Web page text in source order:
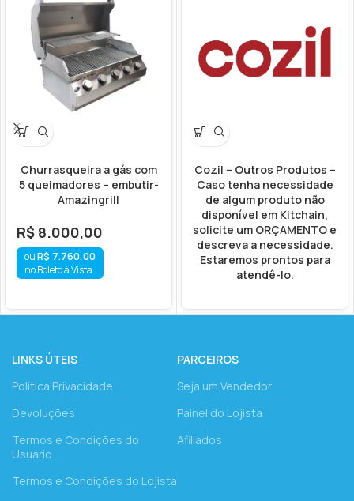
Churrasqueira a gás com
5 queimadores – embutir-
Amazingrill
R$ 8.000,00
R$ 7.760,00
no Boleto à Vista
Cozil – Outros Produtos –
Caso tenha necessidade
de algum produto não
disponível em Kitchain,
solicite um ORÇAMENTO e
descreva a necessidade.
Estaremos prontos para
atendê-lo.
LINKS ÚTEIS
Política Privacidade
Devoluções
Termos e Condições do
Usuário
Termos e Condições do Lojista
PARCEIROS
Seja um Vendedor
Painel do Lojista
Afiliados